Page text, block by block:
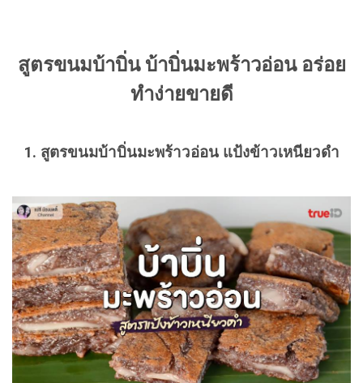
สูตรขนมบ้าบิ่น บ้าบิ่นมะพร้าวอ่อน อร่อย
ทำง่ายขายดี
1. สูตรขนมบ้าบิ่นมะพร้าวอ่อน แป้งข้าวเหนียวดำ